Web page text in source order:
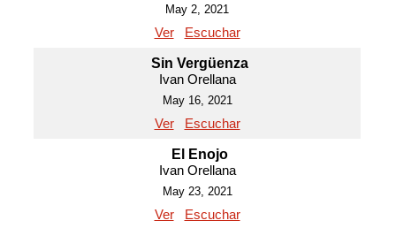
May 2, 2021
Ver Escuchar
Sin Vergüenza
Ivan Orellana
May 16, 2021
Ver Escuchar
El Enojo
Ivan Orellana
May 23, 2021
Ver Escuchar